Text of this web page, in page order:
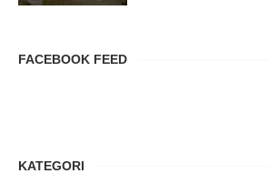
FACEBOOK FEED
KATEGORI